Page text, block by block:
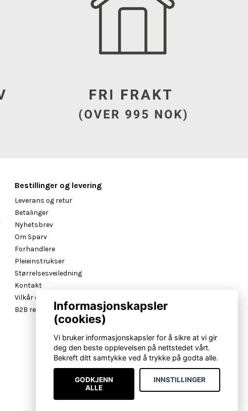
Bestillinger og levering
Leverans og retur
Betalinger
Nyhetsbrev
Om Sparv
Forhandlere
Pleieinstrukser
Størrelsesveiledning
Kontakt
Vilkår og betingelser
B2B reseller loginInformasjonskapsler
(cookies)
Vi bruker informasjonskapsler for å sikre at vi gir
deg den beste opplevelsen på nettstedet vårt.
Bekreft ditt samtykke ved å trykke på godta alle.
GODKJENN
ALLE
INNSTILLINGER